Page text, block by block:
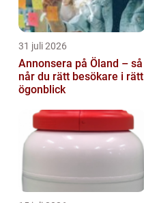
31 juli 2026
Annonsera på Öland – så
når du rätt besökare i rätt
ögonblick